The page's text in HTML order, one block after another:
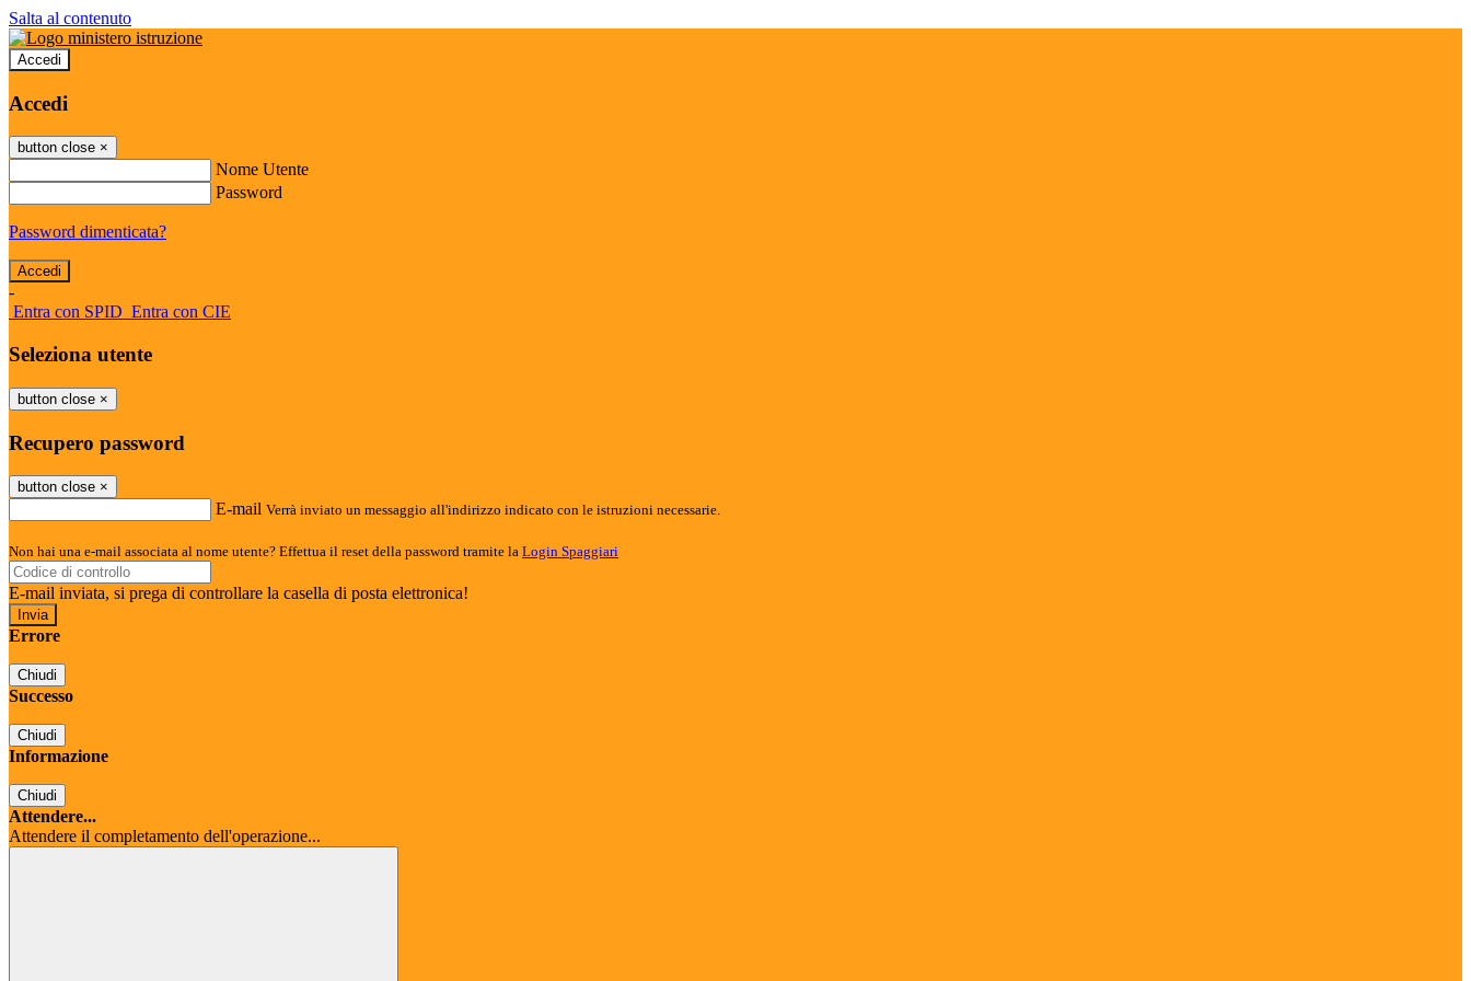
Salta al contenuto
Accedi
Accedi
button close ×
Nome Utente
Password
Password dimenticata?
-
Entra con SPID Entra con CIE
Seleziona utente
button close ×
Recupero password
button close ×
E-mail Verrà inviato un messaggio all'indirizzo indicato con le istruzioni necessarie.
Non hai una e-mail associata al nome utente? Effettua il reset della password tramite la Login Spaggiari
E-mail inviata, si prega di controllare la casella di posta elettronica!
Errore
Chiudi
Successo
Chiudi
Informazione
Chiudi
Attendere...
Attendere il completamento dell'operazione...